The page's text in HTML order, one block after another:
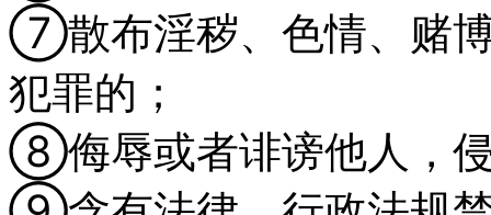
⑦散布淫秽、色情、赌
犯罪的；
⑧侮辱或者诽谤他人，